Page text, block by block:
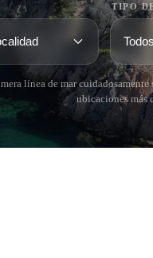
TIPO
línea de mar
ubicaciones más